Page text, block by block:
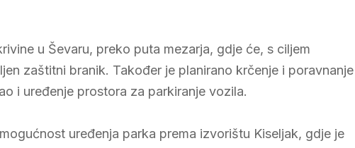
u Ševaru, preko puta mezarja, gdje će, s ciljem
zaštitni branik. Također je planirano krčenje i poravnanje
i uređenje prostora za parkiranje vozila.
uređenja parka prema izvorištu Kiseljak, gdje je